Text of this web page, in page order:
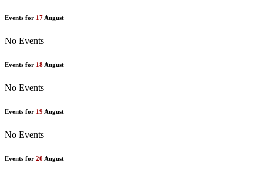
Events for 17August
No Events
Events for 18 August
No Events
Events for 19 August
No Events
Events for 20 August